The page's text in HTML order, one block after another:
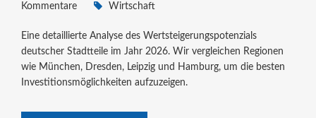
Kommentare
Wirtschaft
Eine detaillierte Analyse des Wertsteigerungspotenzials
deutscher Stadtteile im Jahr 2026. Wir vergleichen Regionen
wie München, Dresden, Leipzig und Hamburg, um die besten
Investitionsmöglichkeiten aufzuzeigen.